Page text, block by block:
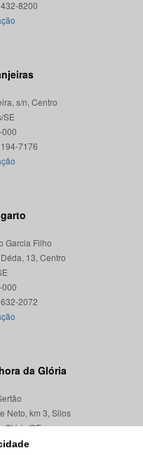
s/n, Centro
SE
Garcia Filho
13, Centro
da Glória
Neto, km 3, Silos
Glória/SE
000